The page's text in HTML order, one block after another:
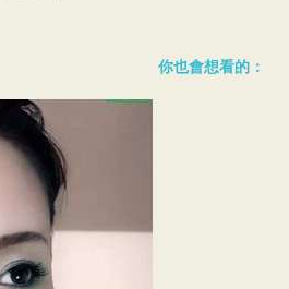
你也會想看的：